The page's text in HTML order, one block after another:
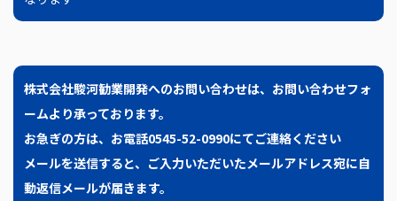
株式会社駿河勧業開発へのお問い合わせは、 お問い合わせフォ
ームより承っております。
お急ぎの方は、お電話0545-52-0990にてご連絡ください
メールを送信すると、ご入力いただいたメールアドレス宛に自
動返信メールが届きます。